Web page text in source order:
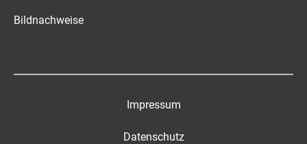
Bildnachweise
Impressum
Datenschutz